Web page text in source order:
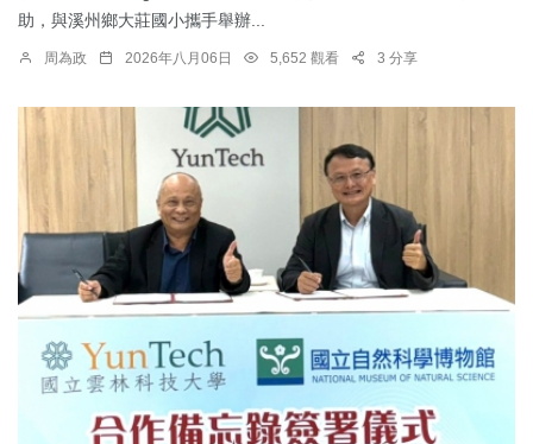
助，與溪州鄉大莊國小攜手舉辦...
周為政 2026年八月06日 5,652 觀看 3 分享